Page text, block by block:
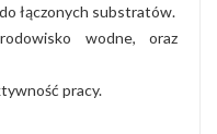
łączonych substratów.
wodne, oraz
pracy.